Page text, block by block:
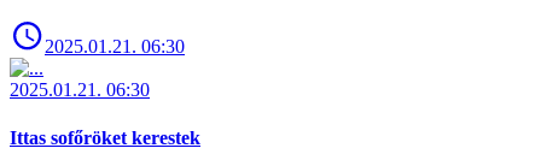
2025.01.21. 06:30
2025.01.21. 06:30
Ittas sofőröket kerestek